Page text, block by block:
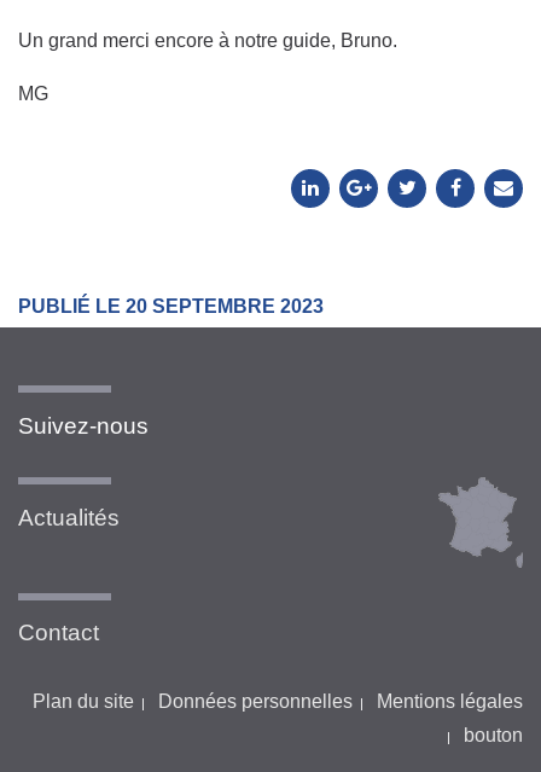
Un grand merci encore à notre guide, Bruno.
MG
PUBLIÉ LE 20 SEPTEMBRE 2023
Suivez-nous
Actualités
Contact
Plan du site Données personnelles
Mentions légales
bouton